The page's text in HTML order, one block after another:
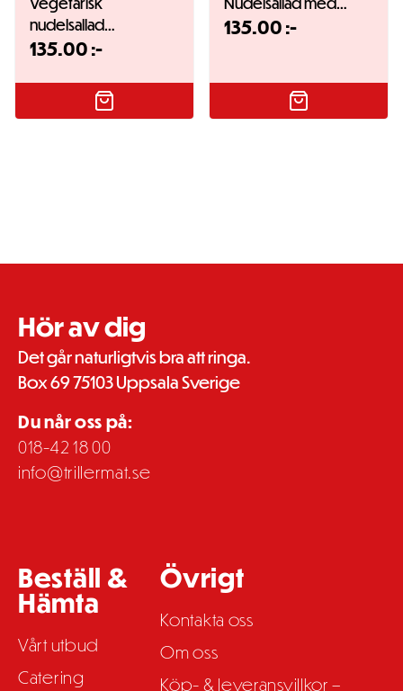
nudelsallad…
135.00 :-
135.00 :-
Hör av dig
Det går naturligtvis bra att ringa.
Box 69 75103 Uppsala Sverige
Du når oss på:
018-42 18 00
info@trillermat.se
Beställ &
Hämta
Vårt utbud
Catering
Övrigt
Kontakta oss
Om oss
Köp- & leveransvillkor –